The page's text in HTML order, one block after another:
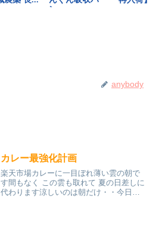
anybody
カレー最強化計画
楽天市場カレーに一目ぼれ薄い雲の朝で
す間もなく この雲も取れて 夏の日差しに
代わります涼しいのは朝だけ・・今日も